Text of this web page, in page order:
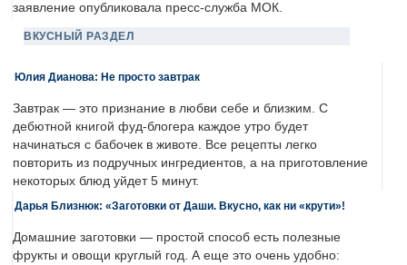
заявление опубликовала пресс-служба МОК.
ВКУСНЫЙ РАЗДЕЛ
Юлия Дианова: Не просто завтрак
Завтрак — это признание в любви себе и близким. С
дебютной книгой фуд-блогера каждое утро будет
начинаться с бабочек в животе. Все рецепты легко
повторить из подручных ингредиентов, а на приготовление
некоторых блюд уйдет 5 минут.
Дарья Близнюк: «Заготовки от Даши. Вкусно, как ни «крути»!
Домашние заготовки — простой способ есть полезные
фрукты и овощи круглый год. А еще это очень удобно: